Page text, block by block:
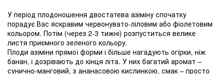
У період плодоношення двостатева азіміну спочатку
порадує Вас яскравим червонувато-ліловим або фіолетовим
кольором. Потім (через 2-3 тижні) розпуститься велике
листя приємного зеленого кольору.
Плоди азіміни прямої форми і більше нагадують огірки, ніж
банан, і дозрівають до кінця літа. У них багатий аромат –
сунично-манговий, з ананасовою кислинкою, смак – просто